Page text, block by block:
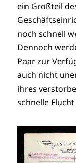
ein Großteil
noch schnell
Dennoch
Paar zur
auch nicht
ihres
schnelle